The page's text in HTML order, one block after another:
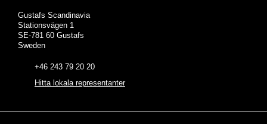
Gustafs Scandinavia
Stationsvägen 1
SE-781 60 Gustafs
Sweden
+46 243 79 20 20
Hitta lokala representanter